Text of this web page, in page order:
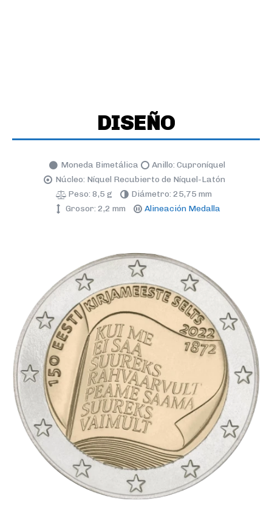
DISEÑO
Moneda Bimetálica
Anillo: Cuproníquel
Núcleo: Níquel Recubierto de Níquel-Latón
Peso: 8,5 g
Diámetro: 25,75 mm
Grosor: 2,2 mm
Alineación Medalla